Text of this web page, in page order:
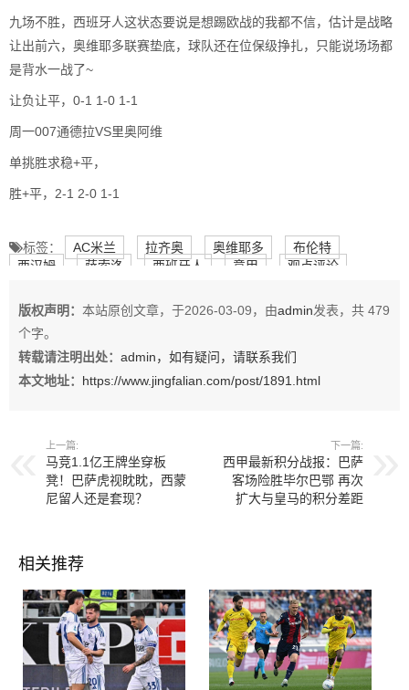
九场不胜，西班牙人这状态要说是想踢欧战的我都不信，估计是战略
让出前六，奥维耶多联赛垫底，球队还在位保级挣扎，只能说场场都
是背水一战了~
让负让平，0-1 1-0 1-1
周一007通德拉VS里奥阿维
单挑胜求稳+平，
胜+平，2-1 2-0 1-1
标签： AC米兰 拉齐奥 奥维耶多
布伦特
西汉姆
萨索洛 西班牙人 意甲
观点评论
版权声明： 本站原创文章，于2026-03-09，由admin发表，共 479
个字。
转载请注明出处： admin，如有疑问，请联系我们
本文地址： https://www.jingfalian.com/post/1891.html
上一篇:
马竞1.1亿王牌坐穿板
凳！巴萨虎视眈眈，西蒙
尼留人还是套现？
下一篇:
西甲最新积分战报：巴萨
客场险胜毕尔巴鄂 再次
扩大与皇马的积分差距
相关推荐